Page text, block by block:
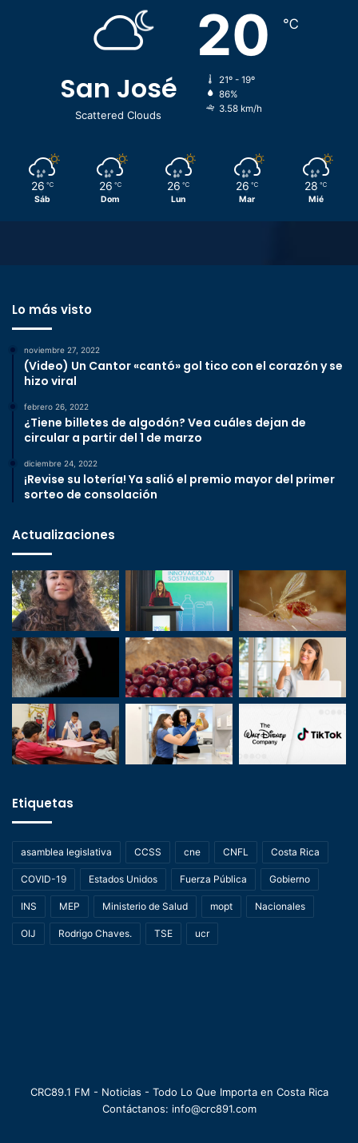
San José
Scattered Clouds
20 ℃
21º - 19º
86%
3.58 km/h
26 ℃
Sáb
26 ℃
Dom
26 ℃
Lun
26 ℃
Mar
28 ℃
Mié
Lo más visto
noviembre 27, 2022
(Video) Un Cantor «cantó» gol tico con el corazón y se
hizo viral
febrero 26, 2022
¿Tiene billetes de algodón? Vea cuáles dejan de
circular a partir del 1 de marzo
diciembre 24, 2022
¡Revise su lotería! Ya salió el premio mayor del primer
sorteo de consolación
Actualizaciones
Etiquetas
asamblea legislativa CCSS cne CNFL Costa Rica
COVID-19 Estados Unidos Fuerza Pública Gobierno
INS MEP Ministerio de Salud mopt Nacionales
OIJ Rodrigo Chaves. TSE ucr
CRC89.1 FM - Noticias - Todo Lo Que Importa en Costa Rica
Contáctanos: info@crc891.com